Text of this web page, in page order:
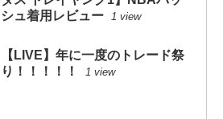
シュ着用レビュー
1 view
【LIVE】年に一度のトレード祭
り！！！！！
1 view